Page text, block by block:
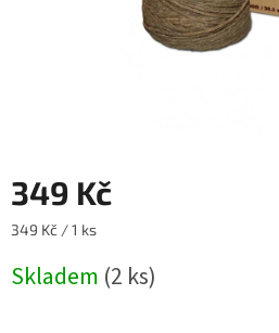
349 Kč
Měrná
349 Kč / 1 ks
Skladem (2 ks)